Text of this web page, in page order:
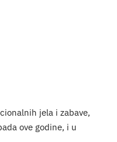
jela i zabave,
ove godine, i u